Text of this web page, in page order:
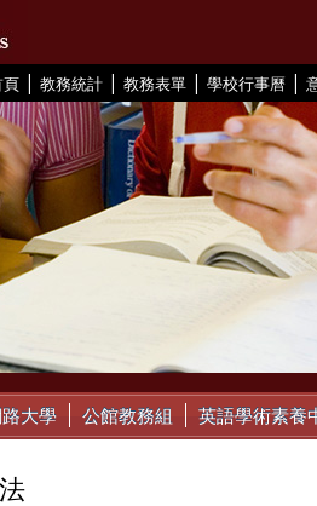
頁 | 教務統計 | 教務表單 | 學校行事曆 |
大學 公館教務組 英語學術素養